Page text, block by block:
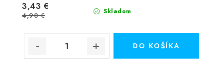
Skladom
3,43 €
4,90 €
DO KOŠÍKA